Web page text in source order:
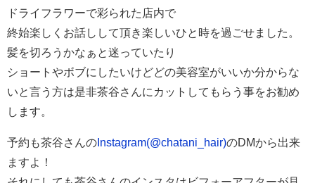
ドライフラワーで彩られた店内で
終始楽しくお話しして頂き楽しいひと時を過ごせました。
髪を切ろうかなぁと迷っていたり
ショートやボブにしたいけどどの美容室がいいか分からな
いと言う方は是非茶谷さんにカットしてもらう事をお勧め
します。
予約も茶谷さんの Instagram(@chatani_hair)のDMから出来
ますよ！